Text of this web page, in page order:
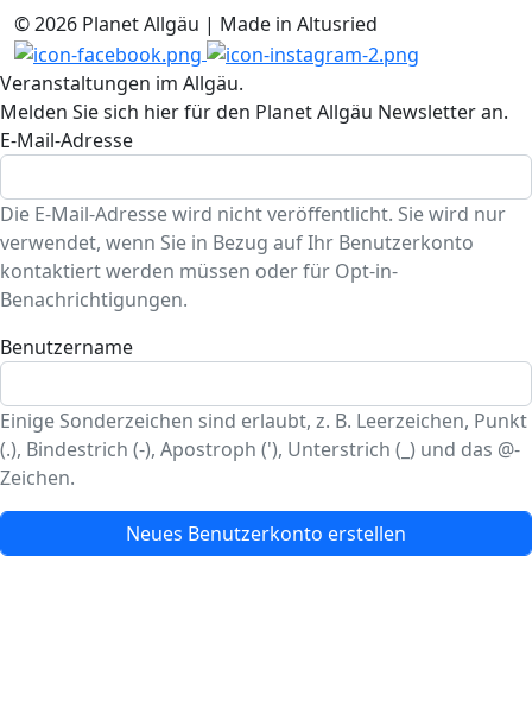
© 2026 Planet Allgäu | Made in Altusried
Veranstaltungen im Allgäu.
Melden Sie sich hier für den Planet Allgäu Newsletter an.
E-Mail-Adresse
Die E-Mail-Adresse wird nicht veröffentlicht. Sie wird nur
verwendet, wenn Sie in Bezug auf Ihr Benutzerkonto
kontaktiert werden müssen oder für Opt-in-
Benachrichtigungen.
Benutzername
Einige Sonderzeichen sind erlaubt, z. B. Leerzeichen, Punkt
(.), Bindestrich (-), Apostroph ('), Unterstrich (_) und das @-
Zeichen.